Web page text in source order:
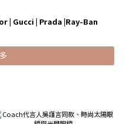
| Gucci | Prada |Ray-Ban